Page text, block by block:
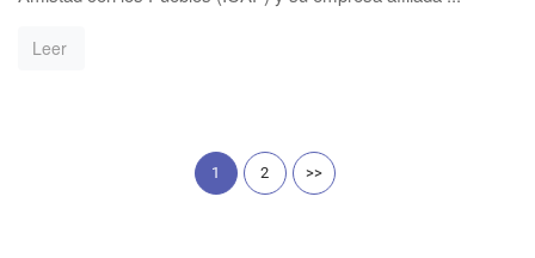
Leer
1 2 >>